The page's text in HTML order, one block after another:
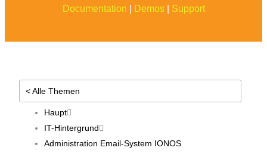
Documentation Demos| Support
< Alle Themen
Haupt
IT-Hintergrund
Administration Email-System IONOS